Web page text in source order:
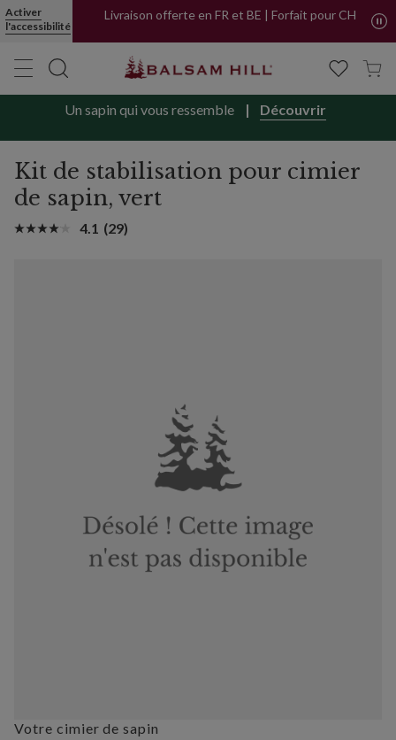
Activer
l'accessibilité
Livraison offerte en FR et BE | Forfait pour CH
Un sapin qui vous ressemble Découvrir
Kit de stabilisation pour cimier
de sapin, vert
4.1 (29)
Votre cimier de sapin